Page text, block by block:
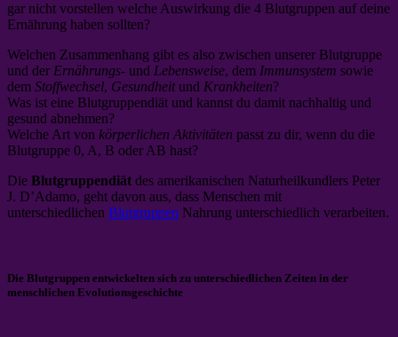
gar nicht vorstellen welche Auswirkung die 4 Blutgruppen auf deine
Ernährung haben sollten?
Welchen Zusammenhang gibt es also zwischen unserer Blutgruppe
und der Ernährungs- und Lebensweise, dem Immunsystem sowie
dem Stoffwechsel, Gesundheitund Krankheiten?
Was ist eine Blutgruppendiät und kannst du damit nachhaltig und
gesund abnehmen?
Welche Art von körperlichen Aktivitäten passt zu dir, wenn du die
Blutgruppe 0, A, B oder AB hast?
Die Blutgruppendiät des amerikanischen Naturheilkundlers Peter
J. D’Adamo, geht davon aus, dass Menschen mit
unterschiedlichen Blutgruppen Nahrung unterschiedlich verarbeiten.
Die Blutgruppen entwickelten sich zu unterschiedlichen Zeiten in der
menschlichen Evolutionsgeschichte